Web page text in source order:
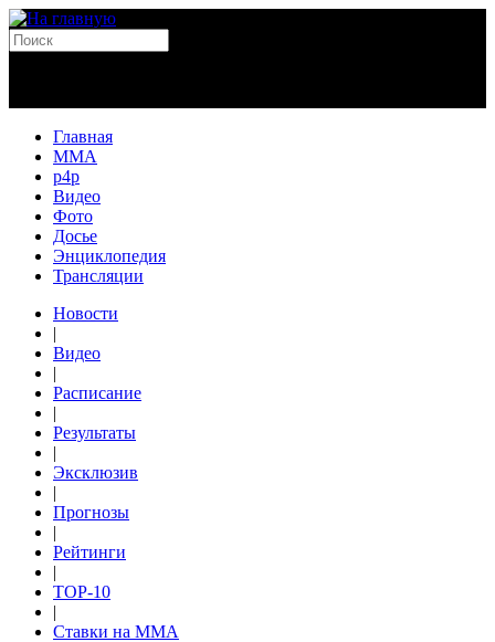
Главная
MMA
p4p
Видео
Фото
Досье
Энциклопедия
Трансляции
Новости
|
Видео
|
Расписание
|
Результаты
|
Эксклюзив
|
Прогнозы
|
Рейтинги
|
TOP-10
|
Ставки на ММА